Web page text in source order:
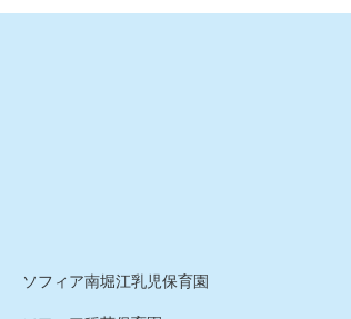
ソフィア南堀江乳児保育園